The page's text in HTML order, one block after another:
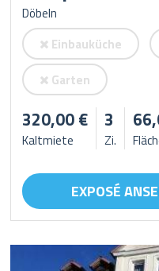
Döbeln
Einbauküche
Garten
320,00 €
Kaltmiete
3
Zi.
EXPOSÉ